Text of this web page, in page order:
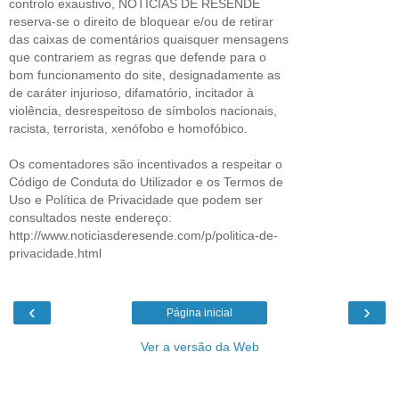
controlo exaustivo, NOTÍCIAS DE RESENDE
reserva-se o direito de bloquear e/ou de retirar
das caixas de comentários quaisquer mensagens
que contrariem as regras que defende para o
bom funcionamento do site, designadamente as
de caráter injurioso, difamatório, incitador à
violência, desrespeitoso de símbolos nacionais,
racista, terrorista, xenófobo e homofóbico.
Os comentadores são incentivados a respeitar o
Código de Conduta do Utilizador e os Termos de
Uso e Política de Privacidade que podem ser
consultados neste endereço:
http://www.noticiasderesende.com/p/politica-de-
privacidade.html
‹ ›
Página inicial
Ver a versão da Web